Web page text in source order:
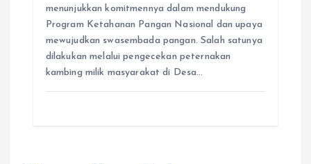
menunjukkan komitmennya dalam mendukung
Program Ketahanan Pangan Nasional dan upaya
mewujudkan swasembada pangan. Salah satunya
dilakukan melalui pengecekan peternakan
kambing milik masyarakat di Desa…